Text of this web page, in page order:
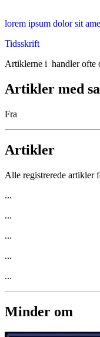
lorem ipsum dolor sit
Tidsskrift
Artiklerne i handler ofte
Artikler med
Fra
Artikler
Alle registrerede artikler
...
...
...
...
...
Minder om